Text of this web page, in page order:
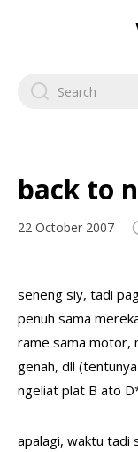
Search
for:
back to
22 October 2007
seneng siy, tadi
penuh sama
rame sama motor,
genah, dll
ngeliat plat B ato
apalagi, waktu tadi